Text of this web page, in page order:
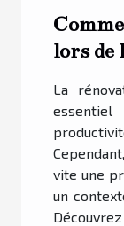
lors de
La
vite une
un